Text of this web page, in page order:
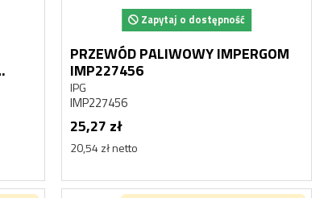
Zapytaj o dostępność
PRZEWÓD PALIWOWY IMPERGOM
IMP227456
IPG
IMP227456
25,27 zł
20,54 zł netto